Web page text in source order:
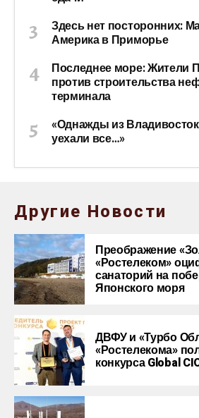
Здесь нет посторонних:
Америка в Приморье
Последнее море: Жители
против строительства
терминала
«Однажды из
уехали все…»
Другие Новости
Преображение
«Ростелеком»
санаторий на
Японского моря
ДВФУ и «Турбо
«Ростелекома»
конкурса Global